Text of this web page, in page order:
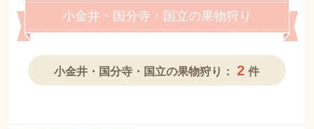
小金井・国分寺・国立の果物狩り
小金井・国分寺・国立の果物狩り： 2 件